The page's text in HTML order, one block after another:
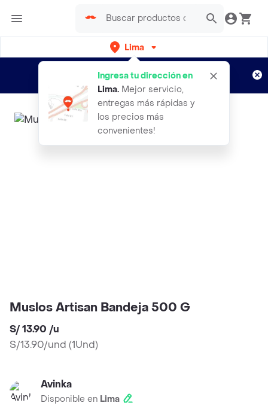
Lima
Ingresa tu dirección en
Lima. Mejor servicio,
entregas más rápidas y
los precios más
convenientes!
envíos gratis por semanas
Aplican TyC
Muslos Artisan Bandeja 500 G
S/ 13.90 /u
S/13.90/und (1Und)
Avinka
Disponible en Lima